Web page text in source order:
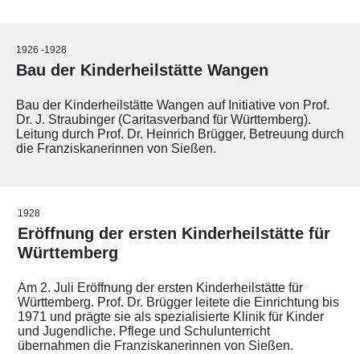
1926 -1928
Bau der Kinderheilstätte Wangen
Bau der Kinderheilstätte Wangen auf Initiative von Prof.
Dr. J. Straubinger (Caritasverband für Württemberg).
Leitung durch Prof. Dr. Heinrich Brügger, Betreuung durch
die Franziskanerinnen von Sießen.
1928
Eröffnung der ersten Kinderheilstätte für
Württemberg
Am 2. Juli Eröffnung der ersten Kinderheilstätte für
Württemberg. Prof. Dr. Brügger leitete die Einrichtung bis
1971 und prägte sie als spezialisierte Klinik für Kinder
und Jugendliche. Pflege und Schulunterricht
übernahmen die Franziskanerinnen von Sießen.